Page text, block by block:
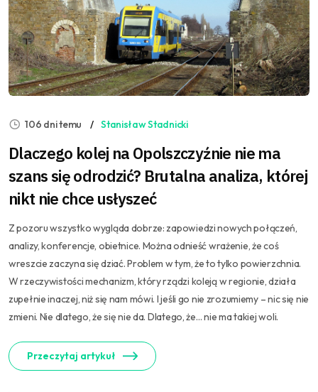
106 dni temu Stanisław Stadnicki
Dlaczego kolej na Opolszczyźnie nie ma
szans się odrodzić? Brutalna analiza, której
nikt nie chce usłyszeć
Z pozoru wszystko wygląda dobrze: zapowiedzi nowych połączeń,
analizy, konferencje, obietnice. Można odnieść wrażenie, że coś
wreszcie zaczyna się dziać. Problem w tym, że to tylko powierzchnia.
W rzeczywistości mechanizm, który rządzi koleją w regionie, działa
zupełnie inaczej, niż się nam mówi. I jeśli go nie zrozumiemy – nic się nie
zmieni. Nie dlatego, że się nie da. Dlatego, że… nie ma takiej woli.
Przeczytaj artykuł